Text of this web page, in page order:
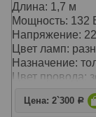
Длина: 1,7 м
Мощность: 132
Напряжение:
Цвет ламп:
Назначение:
Цвет провода:
Количество
Цена: 2`300 Р